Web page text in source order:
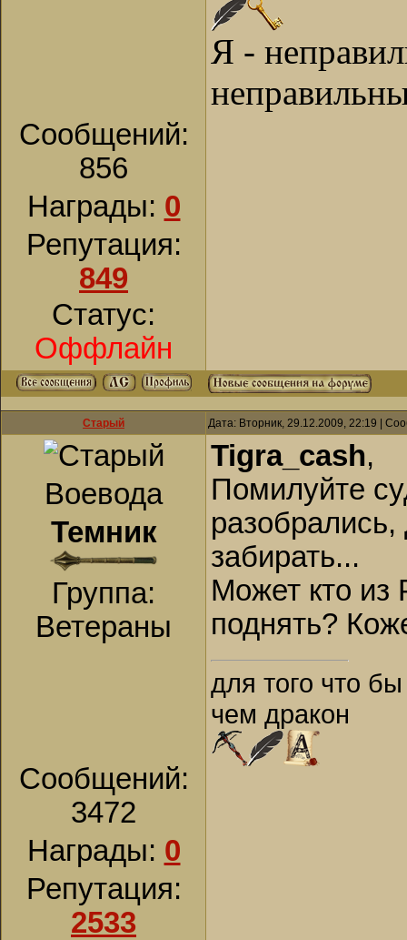
Сообщений:
856
Награды: 0
Репутация:
849
Статус:
Оффлайн
Я -
Старый Дата: Вторник, 29.12.2009, 22:19 |
Воевода
Темник
Группа:
Ветераны
Сообщений:
3472
Награды: 0
Репутация:
2533
Tigra_cash,
Помилуйте
разобрались,
забирать...
Может кто из
поднять?
для того что
чем дракон